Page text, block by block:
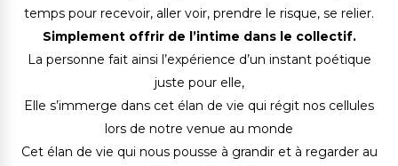
temps pour recevoir, aller voir, prendre le risque, se relier.
Simplement offrir de l’intime dans le collectif.
La personne fait ainsi l’expérience d’un instant poétique
juste pour elle,
Elle s’immerge dans cet élan de vie qui régit nos cellules
lors de notre venue au monde
Cet élan de vie qui nous pousse à grandir et à regarder au